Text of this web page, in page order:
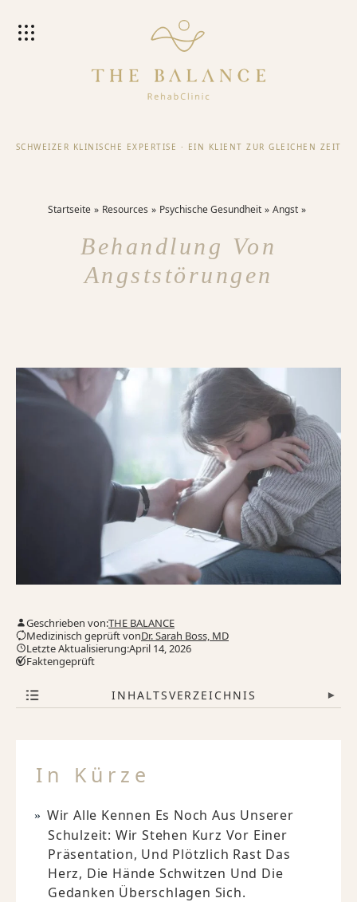
SCHWEIZER KLINISCHE EXPERTISE · EIN KLIENT ZUR GLEICHEN ZEIT
Startseite Resources Psychische Gesundheit Angst
Behandlung Von
Angststörungen
Geschrieben von:THE BALANCE
Medizinisch geprüft vonDr. Sarah Boss, MD
Letzte Aktualisierung:April 14, 2026
Faktengeprüft
INHALTSVERZEICHNIS ▾
In Kürze
Wir Alle Kennen Es Noch Aus Unserer
Schulzeit: Wir Stehen Kurz Vor Einer
Präsentation, Und Plötzlich Rast Das
Herz, Die Hände Schwitzen Und Die
Gedanken Überschlagen Sich.